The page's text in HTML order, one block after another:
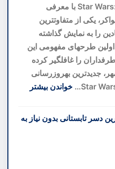
بازی Star Wars: Galaxy of Heroes با معرفی
یکی از متفاوتترین
را به نمایش گذاشته
طرحهای مفهومی این
را غافلگیر کرده
جدیدترین بهروزرسانی
خواندن بیشتر
دسر تابستانی بدون نیاز به